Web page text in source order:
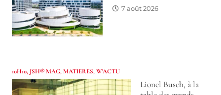
7 août 2026
10H10, JSH® MAG,MATIERES,W'ACTU
Lionel Busch, à la